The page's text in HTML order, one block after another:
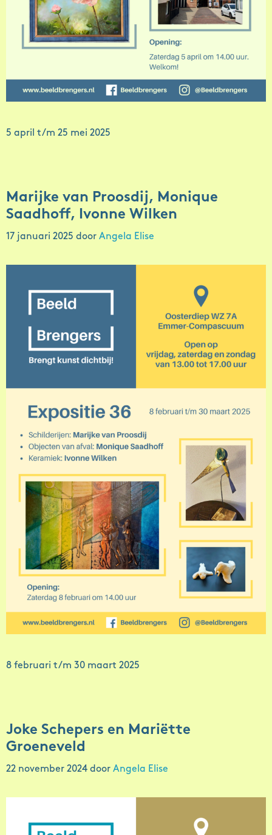
5 april t/m 25 mei 2025
Marijke van Proosdij, Monique
Saadhoff, Ivonne Wilken
17 januari 2025 door Angela Elise
8 februari t/m 30 maart 2025
Joke Schepers en Mariëtte
Groeneveld
22 november 2024 door Angela Elise